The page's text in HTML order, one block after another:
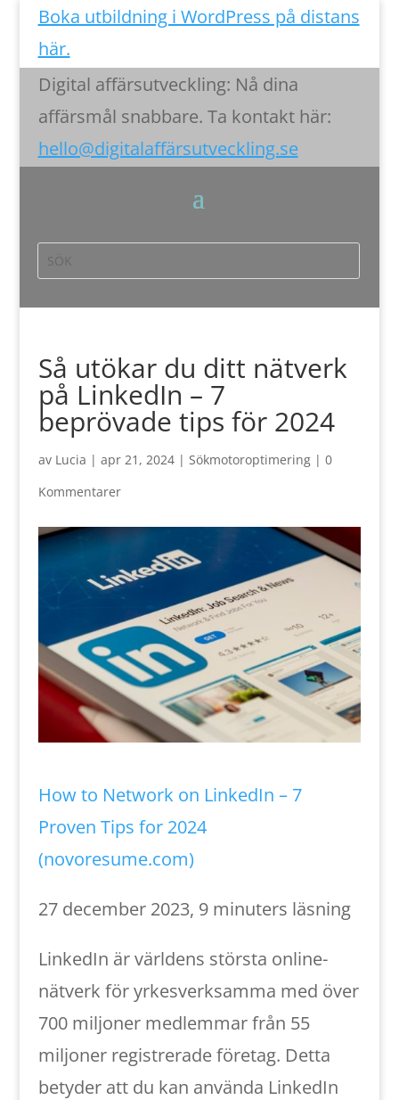
Boka utbildning i WordPress på distans
här.
Digital affärsutveckling: Nå dina
affärsmål snabbare. Ta kontakt här:
hello@digitalaffärsutveckling.se
Så utökar du ditt nätverk
på LinkedIn – 7
beprövade tips för 2024
av Lucia | apr 21, 2024| Sökmotoroptimering| 0
Kommentarer
How to Network on LinkedIn – 7
Proven Tips for 2024
(novoresume.com)
27 december 2023, 9 minuters läsning
LinkedIn är världens största online-
nätverk för yrkesverksamma med över
700 miljoner medlemmar från 55
miljoner registrerade företag. Detta
betyder att du kan använda LinkedIn